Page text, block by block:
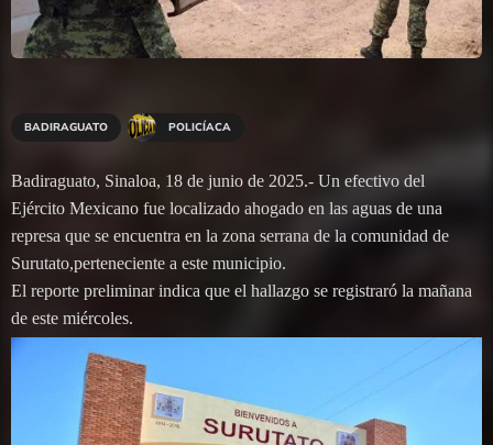
BADIRAGUATO POLICÍACA
Badiraguato, Sinaloa, 18 de junio de 2025.- Un efectivo del
Ejército Mexicano fue localizado ahogado en las aguas de una
represa que se encuentra en la zona serrana de la comunidad de
Surutato,perteneciente a este municipio.
El reporte preliminar indica que el hallazgo se registraró la mañana
de este miércoles.